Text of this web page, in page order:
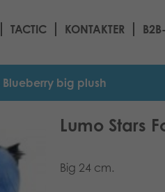
TACTIC KONTAKTER
Blueberry big plush
Lumo Stars
Big 24 cm.